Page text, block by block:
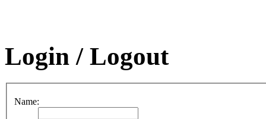
Login / Logout
Name: